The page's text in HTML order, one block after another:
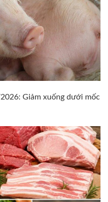
Giảm xuống dưới mốc